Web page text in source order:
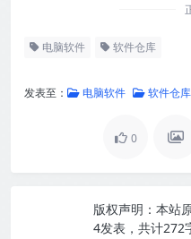
电脑软件 软件仓库
发表至： 电脑软件 软件仓库
0
版权声明： 本站
4发表，共计272